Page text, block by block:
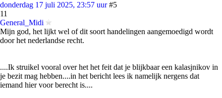
donderdag 17 juli 2025, 23:57 uur #5
11
General_Midi
Mijn god, het lijkt wel of dit soort handelingen aangemoedigd wordt
door het nederlandse recht.
....Ik struikel vooral over het het feit dat je blijkbaar een kalasjnikov in
je bezit mag hebben....in het bericht lees ik namelijk nergens dat
iemand hier voor berecht is....